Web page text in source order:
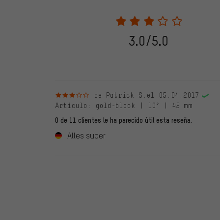
2022 solo se publicarán evaluaciones verificadas, lo
Solo desbloqueamos la evaluación después de
verificadas llevan una marca verde, que se aplica a
28. 05. 2022. Se incluyeron también evaluaciones
evaluado en nuestra tienda. Estos comentarios no
3.0/5.0
3 de 5 estrellasde Patrick S. el 05.04.2017
Artículo : gold-black | 10° | 45 mm
0 de 11 clientes le ha parecido útil esta reseña.
Alles super